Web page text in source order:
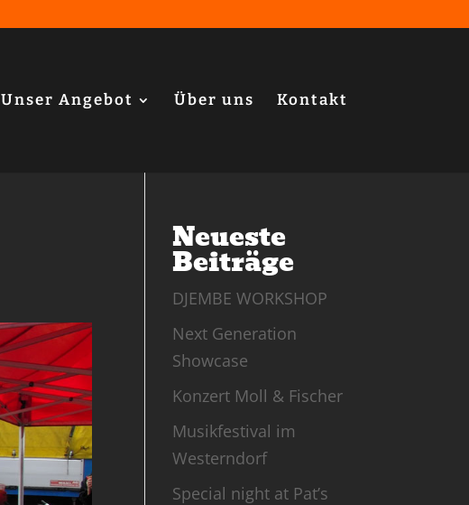
Unser Angebot Über uns Kontakt
Neueste
Beiträge
DJEMBE WORKSHOP
Next Generation
Showcase
Konzert Moll & Fischer
Musikfestival im
Westerndorf
Special night at Pat’s